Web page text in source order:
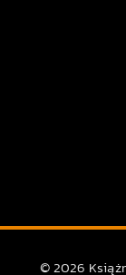
© 2026